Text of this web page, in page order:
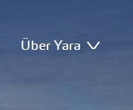
Über Yara